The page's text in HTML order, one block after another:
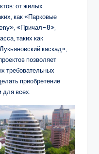
от жилых
как «Парковые
«Причал-8»,
таких как
каскад»,
позволяет
требовательных
приобретение
всех.